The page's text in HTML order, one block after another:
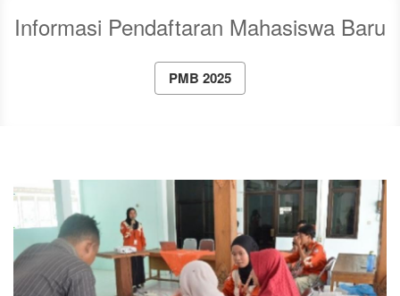
Informasi Pendaftaran Mahasiswa Baru
PMB 2025